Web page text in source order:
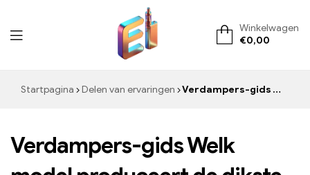
ElementVape.de
Winkelwagen
€0,00
Startpagina Delen van ervaringen Verdampers-gids Welk model produceert de dikste wolken?
Verdampers-gids Welk